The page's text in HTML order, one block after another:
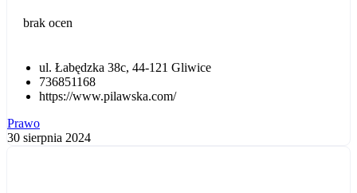
brak ocen
ul. Łabędzka 38c, 44-121 Gliwice
736851168
https://www.pilawska.com/
Prawo
30 sierpnia 2024